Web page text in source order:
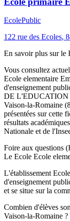
EcolePublic
122 rue des Ecoles,
En savoir plus sur le
Vous consultez
Ecole elementaire
d'enseignement
DE
Vaison-la-Romaine (
présentées sur cette
résultats
Nationale et de
Foire aux questions
Le Ecole Ecole
L'établissement
d'enseignement
et se situe sur la
Combien d'élèves
Vaison-la-Romaine ?